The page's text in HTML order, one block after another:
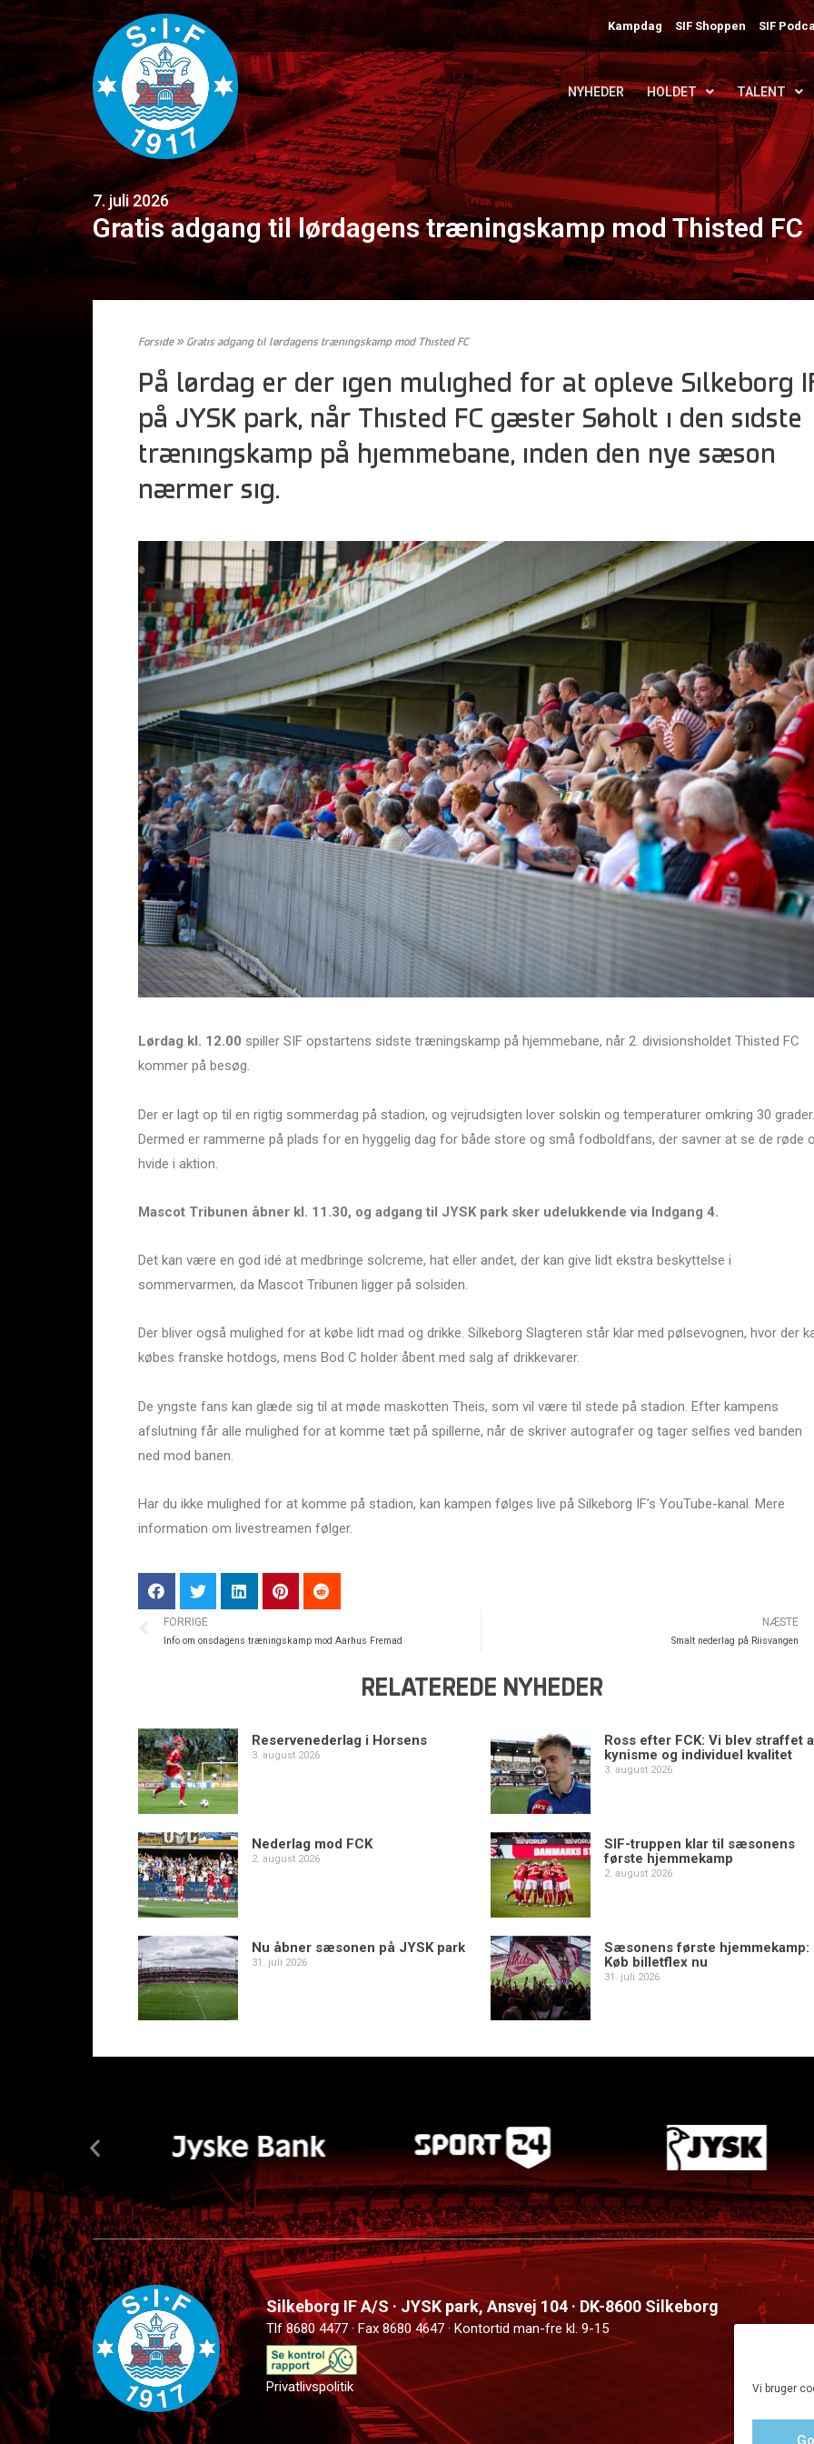
Vi bruger
Kampdag SIF Shoppen SIF
NYHEDER HOLDET TALENT
7. juli 2026
Gratis adgang til lørdagens træningskamp mod Thisted FC
Forside» Gratis adgang til lørdagens træningskamp mod Thisted FC
På lørdag er der igen mulighed for at opleve Silkeborg
på JYSK park, når Thisted FC gæster Søholt i den sidste
træningskamp på hjemmebane, inden den nye sæson
nærmer sig.
Lørdag kl. 12.00 spiller SIF opstartens sidste træningskamp på hjemmebane, når 2. divisionsholdet Thisted FC
kommer på besøg.
Der er lagt op til en rigtig sommerdag på stadion, og vejrudsigten lover solskin og temperaturer omkring 30 grader.
Dermed er rammerne på plads for en hyggelig dag for både store og små fodboldfans, der savner at se de røde
hvide i aktion.
Mascot Tribunen åbner kl. 11.30, og adgang til JYSK park sker udelukkende via Indgang 4.
Det kan være en god idé at medbringe solcreme, hat eller andet, der kan give lidt ekstra beskyttelse i
sommervarmen, da Mascot Tribunen ligger på solsiden.
Der bliver også mulighed for at købe lidt mad og drikke. Silkeborg Slagteren står klar med pølsevognen, hvor der
købes franske hotdogs, mens Bod C holder åbent med salg af drikkevarer.
De yngste fans kan glæde sig til at møde maskotten Theis, som vil være til stede på stadion. Efter kampens
afslutning får alle mulighed for at komme tæt på spillerne, når de skriver autografer og tager selfies ved banden
ned mod banen.
Har du ikke mulighed for at komme på stadion, kan kampen følges live på Silkeborg IF’s YouTube-kanal. Mere
information om livestreamen følger.
FORRIGE
Info om onsdagens træningskamp mod Aarhus Fremad
NÆSTE
Smalt nederlag på Riisvangen
RELATEREDE NYHEDER
Reservenederlag i Horsens
3. august 2026
Ross efter FCK: Vi blev straffet
kynisme og individuel kvalitet
3. august 2026
Nederlag mod FCK
2. august 2026
SIF-truppen klar til sæsonens
første hjemmekamp
2. august 2026
Nu åbner sæsonen på JYSK park
31. juli 2026
Sæsonens første hjemmekamp:
Køb billetflex nu
31. juli 2026
Silkeborg IF A/S · JYSK park, Ansvej 104 · DK-8600 Silkeborg
Tlf 8680 4477 · Fax 8680 4647 · Kontortid man-fre kl. 9-15
Privatlivspolitik